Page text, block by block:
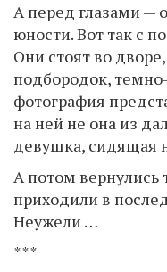
А перед глазами —
юности. Вот так с
Они стоят во
подбородок,
фотография
на ней не она из
девушка, сидящая
А потом вернулись
приходили в
Неужели …
***